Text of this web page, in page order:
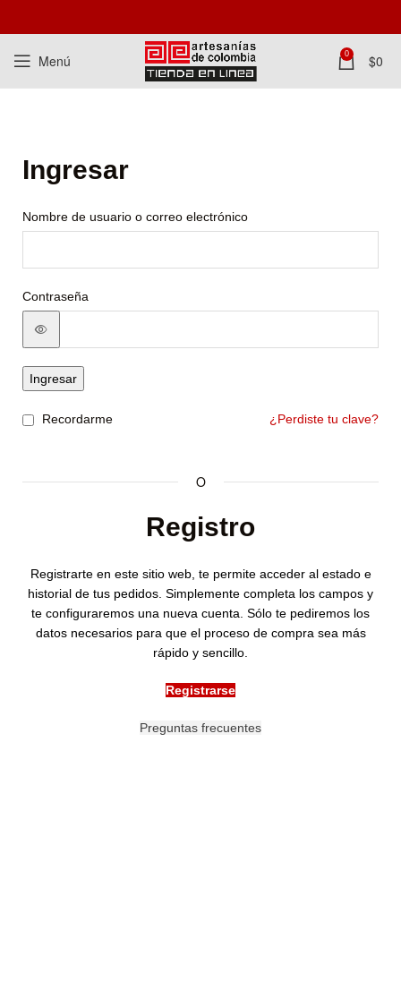
Menú 0 $0
Ingresar
Nombre de usuario o correo electrónico
Contraseña
Ingresar
¿Perdiste tu clave?
Recordarme
O
Registro
Registrarte en este sitio web, te permite acceder al estado e
historial de tus pedidos. Simplemente completa los campos y
te configuraremos una nueva cuenta. Sólo te pediremos los
datos necesarios para que el proceso de compra sea más
rápido y sencillo.
Registrarse
Preguntas frecuentes